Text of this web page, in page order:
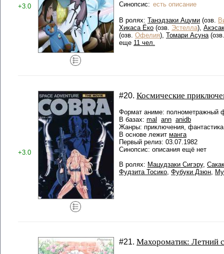
+3.0
Синопсис: есть описание
В ролях: Танэдзаки Ацуми (озв.
Хикаса Ёко (озв. Эстелла),
(озв. Офелия), Томари Асуна
еще 11 чел.
+3.0
#20. Космические
Формат аниме: полнометражный
В базах: mal ann anidb
Жанры: приключения, фантастика
В основе лежит манга
Первый релиз: 03.07.1982
Синопсис: описания ещё нет
В ролях: Мацудзаки Сигэру,
Фудзита Тосико, Фубуки Дзюн,
#21. Махороматик: Летний